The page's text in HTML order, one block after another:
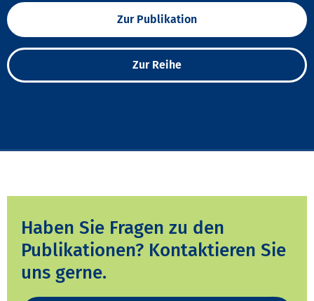
Zur Publikation
Zur Reihe
Haben Sie Fragen zu den
Publikationen? Kontaktieren Sie
uns gerne.